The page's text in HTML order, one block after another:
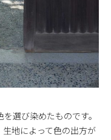
選び染めたものです。
地によって色の出方が